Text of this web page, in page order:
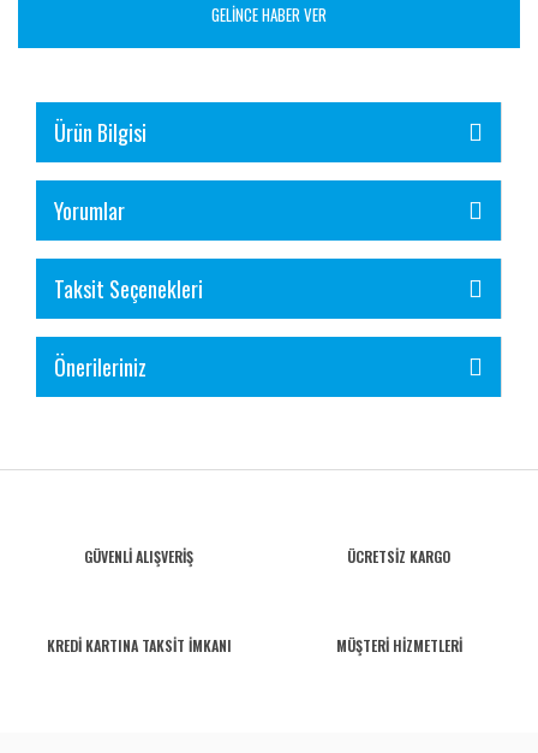
GELİNCE HABER VER
Ürün Bilgisi
Yorumlar
Taksit Seçenekleri
Önerileriniz
GÜVENLİ ALIŞVERİŞ ÜCRETSİZ KARGO
KREDİ KARTINA TAKSİT İMKANI MÜŞTERİ HİZMETLERİ